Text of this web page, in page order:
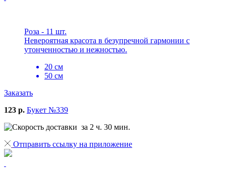
Роза - 11 шт.
Невероятная красота в безупречной гармонии с
утонченностью и нежностью.
20 см
50 см
Заказать
123 р. Букет №339
за 2 ч. 30 мин.
Отправить ссылку на приложение